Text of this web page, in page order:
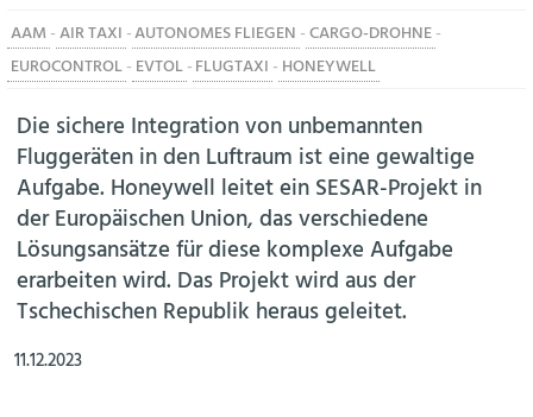
INDUSTRIE
BERUFE
AERO-KULTUR
AAM -AIR TAXI -AUTONOMES FLIEGEN -CARGO-DROHNE-
EUROCONTROL- EVTOL-FLUGTAXI - HONEYWELL
Die sichere Integration von unbemannten
Fluggeräten in den Luftraum ist eine gewaltige
Aufgabe. Honeywell leitet ein SESAR-Projekt in
der Europäischen Union, das verschiedene
Lösungsansätze für diese komplexe Aufgabe
erarbeiten wird. Das Projekt wird aus der
Tschechischen Republik heraus geleitet.
11.12.2023